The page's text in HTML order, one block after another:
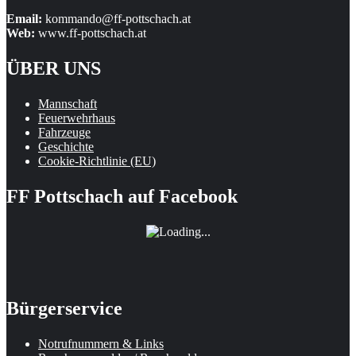
Email: kommando@ff-pottschach.at
Web: www.ff-pottschach.at
ÜBER UNS
Mannschaft
Feuerwehrhaus
Fahrzeuge
Geschichte
Cookie-Richtlinie (EU)
FF Pottschach auf Facebook
Bürgerservice
Notrufnummern & Links